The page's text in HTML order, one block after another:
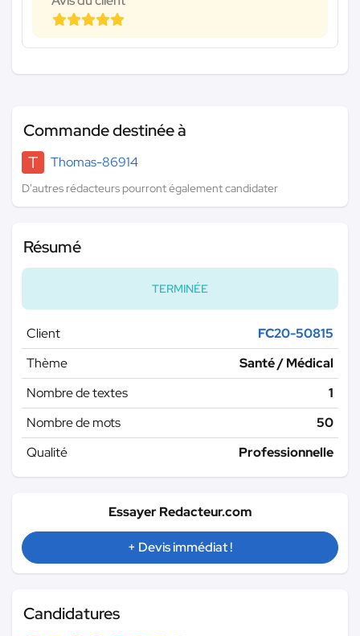
Commande destinée à
T
Thomas-86914
D'autres rédacteurs pourront également candidater
Résumé
TERMINÉE
Client
FC20-50815
Thème
Santé / Médical
Nombre de textes
1
Nombre de mots
50
Qualité
Professionnelle
Essayer Redacteur.com
+ Devis immédiat !
Candidatures